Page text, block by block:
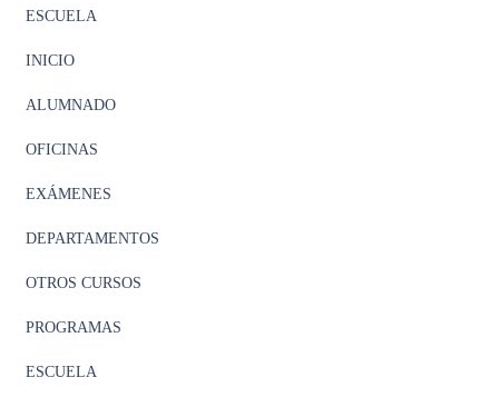
ESCUELA
INICIO
ALUMNADO
OFICINAS
EXÁMENES
DEPARTAMENTOS
OTROS CURSOS
PROGRAMAS
ESCUELA